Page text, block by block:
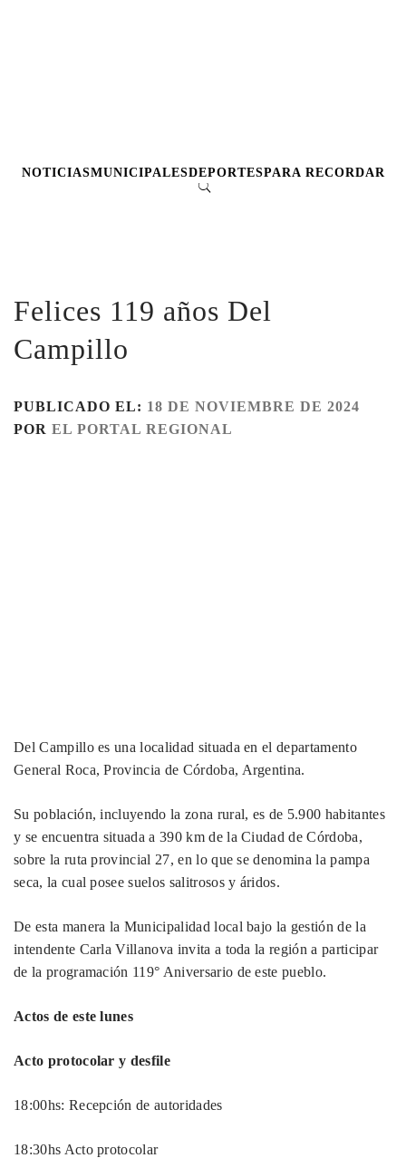
NOTICIASMUNICIPALESDEPORTESPARA RECORDAR
Felices 119 años Del
Campillo
PUBLICADO EL: 18 DE NOVIEMBRE DE 2024
POR EL PORTAL REGIONAL
Del Campillo es una localidad situada en el departamento
General Roca, Provincia de Córdoba, Argentina.
Su población, incluyendo la zona rural, es de 5.900 habitantes
y se encuentra situada a 390 km de la Ciudad de Córdoba,
sobre la ruta provincial 27, en lo que se denomina la pampa
seca, la cual posee suelos salitrosos y áridos.
De esta manera la Municipalidad local bajo la gestión de la
intendente Carla Villanova invita a toda la región a participar
de la programación 119° Aniversario de este pueblo.
Actos de este lunes
Acto protocolar y desfile
18:00hs: Recepción de autoridades
18:30hs Acto protocolar